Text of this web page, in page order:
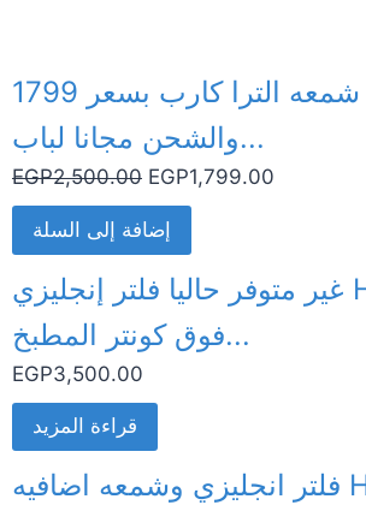
متوفر حاليا شمعه الترا كارب بسعر 1799
والشحن مجانا لباب...
EGP2,500.00 EGP1,799.00
إضافة إلى السلة
غير متوفر حاليا فلتر إنجليزي HCPS يوضع
فوق كونتر المطبخ...
EGP3,500.00
قراءة المزيد
فلتر انجليزي وشمعه اضافيه HBA MKII +